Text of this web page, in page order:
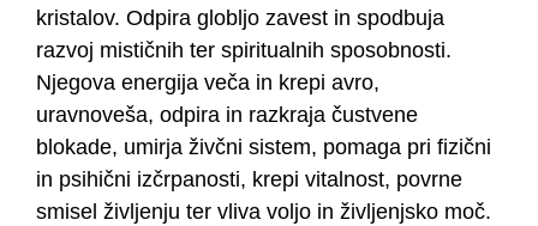
kristalov. Odpira globljo zavest in spodbuja
razvoj mističnih ter spiritualnih sposobnosti.
Njegova energija veča in krepi avro,
uravnoveša, odpira in razkraja čustvene
blokade, umirja živčni sistem, pomaga pri fizični
in psihični izčrpanosti, krepi vitalnost, povrne
smisel življenju ter vliva voljo in življenjsko moč.